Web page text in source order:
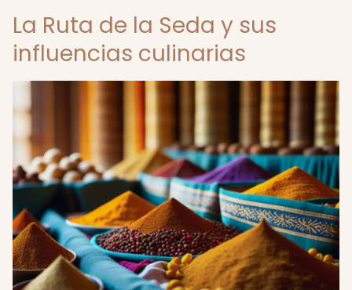
La Ruta de la Seda y sus
influencias culinarias